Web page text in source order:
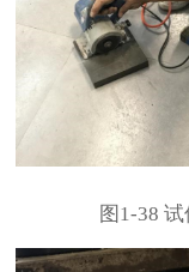
图 1-38试